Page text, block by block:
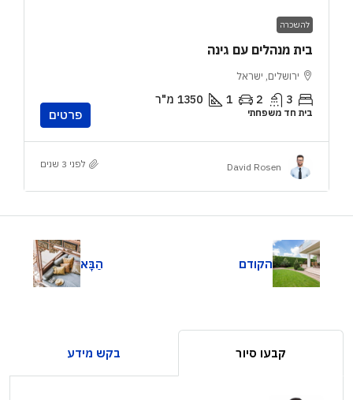
להשכרה
בית מנהלים עם גינה
ירושלים, ישראל
3
2
1
1350 מ"ר
בית חד משפחתי פרטים
David Rosen לפני 3 שנים
הקודם הַבָּא
קבעו סיור בקש מידע